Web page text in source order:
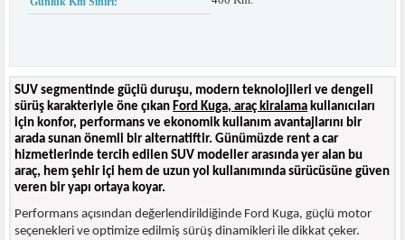
SUV segmentinde güçlü duruşu, modern teknolojileri ve dengeli
sürüş karakteriyle öne çıkan Ford Kuga, araç kiralama kullanıcıları
için konfor, performans ve ekonomik kullanım avantajlarını bir
arada sunan önemli bir alternatiftir. Günümüzde rent a car
hizmetlerinde tercih edilen SUV modeller arasında yer alan bu
araç, hem şehir içi hem de uzun yol kullanımında sürücüsüne güven
veren bir yapı ortaya koyar.
Performans açısından değerlendirildiğinde Ford Kuga, güçlü motor
seçenekleri ve optimize edilmiş sürüş dinamikleri ile dikkat çeker.